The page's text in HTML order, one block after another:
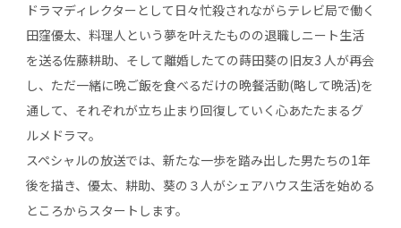
ドラマディレクターとして日々忙殺されながらテレビ局で働く
田窪優太、料理人という夢を叶えたものの退職しニート生活
を送る佐藤耕助、そして離婚したての蒔田葵の旧友3 人が再会
し、ただ一緒に晩ご飯を食べるだけの晩餐活動(略して晩活)を
通して、それぞれが立ち止まり回復していく心あたたまるグ
ルメドラマ。
スペシャルの放送では、新たな一歩を踏み出した男たちの1年
後を描き、優太、耕助、葵の３人がシェアハウス生活を始める
ところからスタートします。